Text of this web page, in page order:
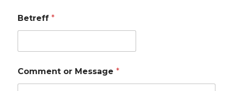
Betreff *
Comment or Message *